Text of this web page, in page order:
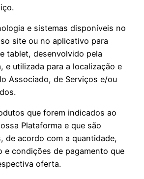
e sistemas disponíveis no
site ou no aplicativo para
tablet, desenvolvido pela
e utilizada para a localização e
Associado, de Serviços e/ou
que forem indicados ao
Plataforma e que são
de acordo com a quantidade,
e condições de pagamento que
oferta.